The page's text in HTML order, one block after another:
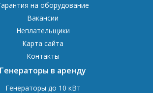
на оборудование
Вакансии
Неплательщики
Карта сайта
Контакты
Генераторы в аренду
Генераторы до 10 кВт